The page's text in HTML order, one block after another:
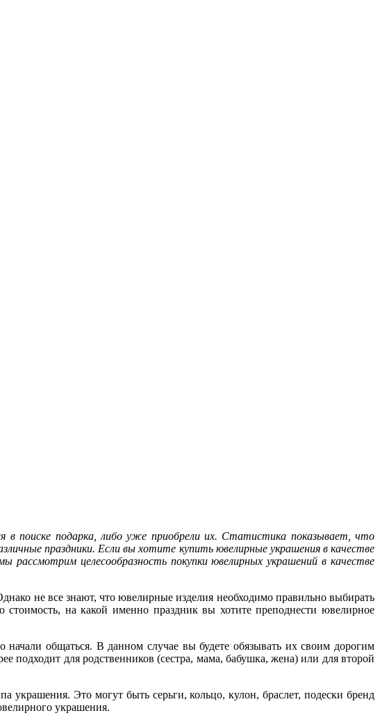
в поиске подарка, либо уже приобрели их. Статистика показывает, что
праздники. Если вы хотите купить ювелирные украшения в качестве
целесообразность покупки ювелирных украшений в качестве
не все знают, что ювелирные изделия необходимо правильно выбирать
стоимость, на какой именно праздник вы хотите преподнести ювелирное
общаться. В данном случае вы будете обязывать их своим дорогим
подходит для родственников (сестра, мама, бабушка, жена) или для второй
Это могут быть серьги, кольцо, кулон, браслет, подески бренд
украшения.